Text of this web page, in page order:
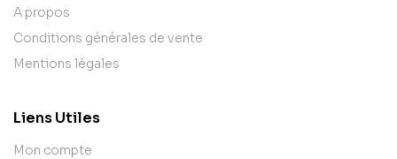
A propos
Conditions générales de vente
Mentions légales
Liens Utiles
Mon compte